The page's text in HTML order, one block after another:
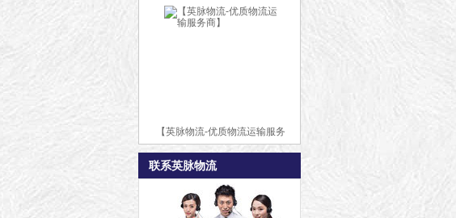
【英脉物流-优质物流运输服务
商】
联系英脉物流